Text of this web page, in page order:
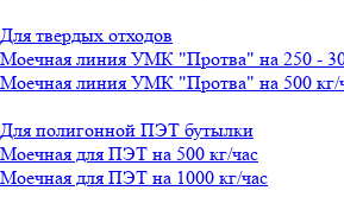
Для твердых отходов
Моечная линия УМК "Протва" на 250 -
Моечная линия УМК "Протва" на 500 кг/
Для полигонной ПЭТ бутылки
Моечная для ПЭТ на 500 кг/час
Моечная для ПЭТ на 1000 кг/час